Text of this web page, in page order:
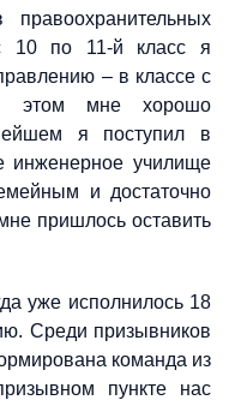
10 по 11-й класс я
– в классе с
этом мне хорошо
я поступил в
инженерное училище
и достаточно
пришлось оставить
уже исполнилось 18
Среди призывников
команда из
пункте нас